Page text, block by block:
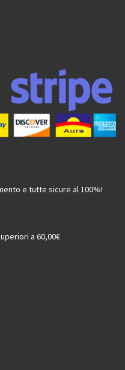
e tutte sicure al 100%!
a 60,00€